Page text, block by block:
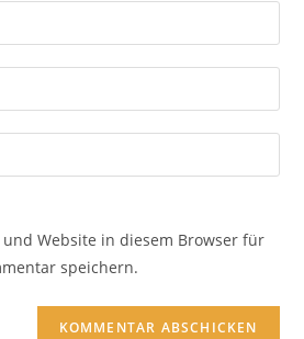
und Website in diesem Browser für
speichern.